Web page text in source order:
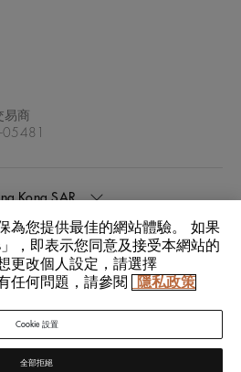
易商
05481
Kong SAR
: 中文
為您提供最佳的網站體驗。 如果
，即表示您同意及接受本網站的
更改個人設定，請選擇
任何問題，請參閱
隱私政策
Cookie 設置
全部拒絕